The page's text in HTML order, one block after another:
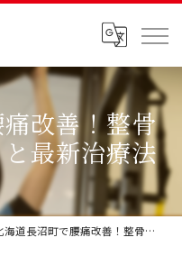
改善！整骨
最新治療法
道長沼町で腰痛改善！整骨院選びのポイントと最新治療法